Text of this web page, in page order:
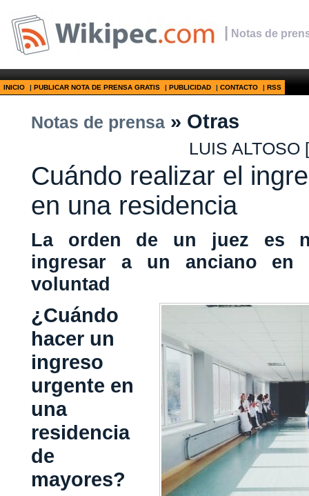
| Notas de
INICIO | PUBLICAR NOTA DE PRENSA GRATIS | PUBLICIDAD | CONTACTO | RSS
Notas de prensa » Otras
LUIS ALTOSO [
Cuándo realizar el
en una residencia
La orden de un juez es
ingresar a un anciano en
voluntad
¿Cuándo
hacer un
ingreso
urgente en
una
residencia
de
mayores?